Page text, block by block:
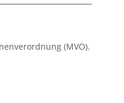
(MVO).